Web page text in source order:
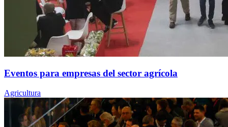
Eventos para empresas del sector agrícola
Agricultura